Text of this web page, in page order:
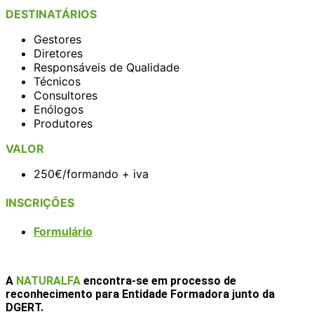
DESTINATÁRIOS
Gestores
Diretores
Responsáveis de Qualidade
Técnicos
Consultores
Enólogos
Produtores
VALOR
250€/formando + iva
INSCRIÇÕES
Formulário
A NATURALFA encontra-se em processo de
reconhecimento para Entidade Formadora junto da
DGERT.